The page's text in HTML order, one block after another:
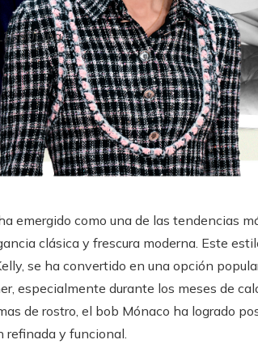
emergido como una de las tendencias
clásica y frescura moderna. Este
se ha convertido en una opción
especialmente durante los meses de
de rostro, el bob Mónaco ha logrado
refinada y funcional.